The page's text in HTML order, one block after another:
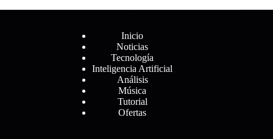
Inicio
Noticias
Tecnología
Inteligencia Artificial
Análisis
Música
Tutorial
Ofertas